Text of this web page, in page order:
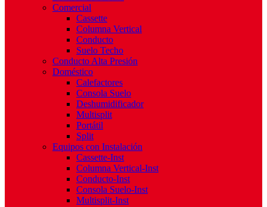
Comercial
Cassette
Columna Vertical
Conducto
Suelo Techo
Conducto Alta Presión
Doméstico
Calefactores
Consola Suelo
Deshumidificador
Multisplit
Portátil
Split
Equipos con Instalación
Cassette-Inst
Columna Vertical-Inst
Conducto-Inst
Consola Suelo-Inst
Multisplit-Inst